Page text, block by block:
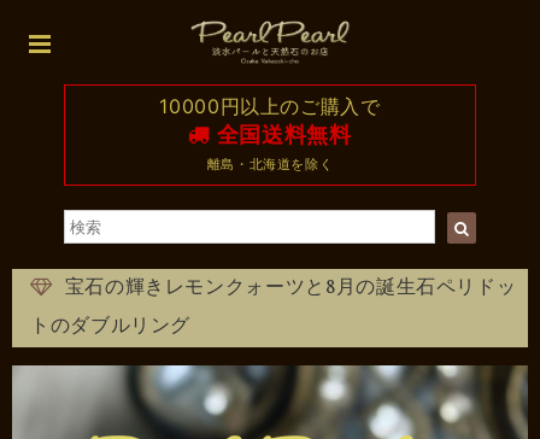
10000円以上のご購入で
全国送料無料
離島・北海道を除く
宝石の輝きレモンクォーツと8月の誕生石ペリドッ
トのダブルリング